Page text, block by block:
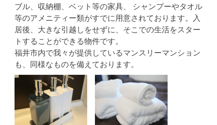
ブル、収納棚、ベット等の家具、 シャンプーやタオル
等のアメニティー類がすでに用意されております。入
居後、大きな引越しをせずに、そこでの生活をスター
トすることができる物件です。
福井市内で我々が提供しているマンスリーマンション
も、同様なものを備えております。